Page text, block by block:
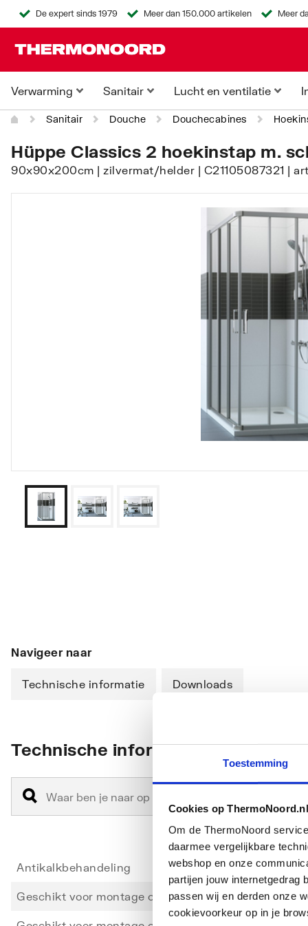
Toestemming
Cookies op ThermoNoord.nl
Om de ThermoNoord
daarmee vergelijkbare
webshop en onze
partijen jouw internetgedrag
passen wij en derden onze
cookievoorkeur op in je
De expert sinds 1979 Meer dan 150.000 artikelen Meer
Verwarming Sanitair Lucht en ventilatie
Sanitair Douche Douchecabines
Hüppe Classics 2 hoekinstap m.
90x90x200cm | zilvermat/helder | C21105087321 |
Navigeer naar
Technische informatie Downloads
Technische informatie
Antikalkbehandeling Nee
Geschikt voor montage op douchebak Ja